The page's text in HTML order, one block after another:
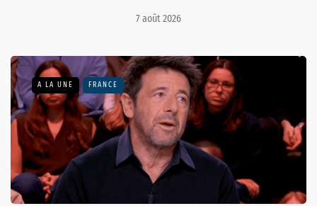
7 août 2026
A LA UNE FRANCE